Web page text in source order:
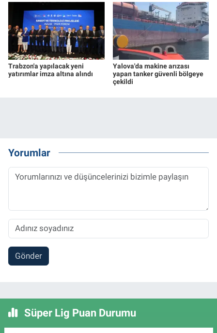
Trabzon'a yapılacak yeni
yatırımlar imza altına alındı
Yalova'da makine arızası
yapan tanker güvenli bölgeye
çekildi
Yorumlar
Gönder
Süper Lig Puan Durumu